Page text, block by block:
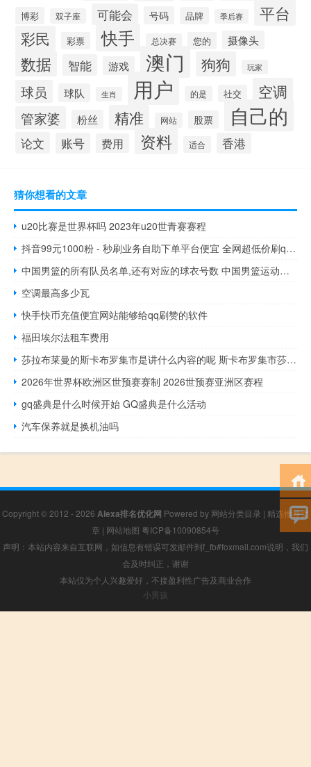
博彩 双子座 可能会 号码 品牌 季后赛 平台
彩民 彩票 快手 总决赛 您的 摄像头
数据 智能 游戏 澳门 狗狗 玩家
球员 球队 生肖 用户 的是 社交 空调
管家婆 粉丝 精准 网站 股票 自己的
论文 账号 费用 资料 适合 香港
猜你想看的文章
u20比赛是世界杯吗 2023年u20世青赛赛程
抖音99元1000粉 - 秒刷业务自助下单平台便宜 全网超低价刷qq空间赞
中国男篮的所有队员名单,还有对应的球衣号数 中国男篮运动员名单
空调最高多少瓦
快手快币充值便宜网站能够给qq刷赞的软件
福田埃尔法租车费用
莎拉布莱曼的斯卡布罗集市是讲什么内容的呢 斯卡布罗集市莎拉布莱曼
2026年世界杯欧洲区世预赛赛制 2026世预赛亚洲区赛程
gq盛典是什么时候开始 GQ盛典是什么活动
汽车保养就是换机油吗
Copyright © 2012 - 2026 Alexa排名优化网 Powered by 网站分类目录 | 精选推荐文
章 | 网站地图 粤ICP备10090854号
声明：本站内容来自互联网，如信息有错误可发邮件到f_fb#foxmail.com说明，我们
会及时纠正，谢谢
本站仅为个人兴趣爱好，不接盈利性广告及商业合作
小男孩